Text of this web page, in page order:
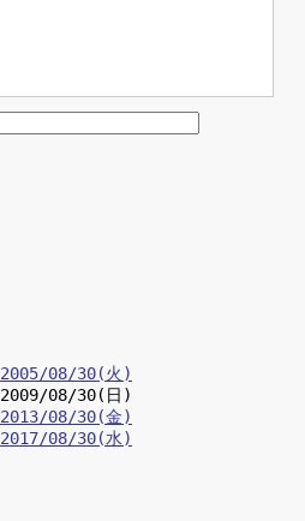
2005/08/30(火)
2009/08/30(日)
2013/08/30(金)
2017/08/30(水)